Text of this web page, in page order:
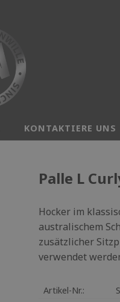
KONTAKTIERE UNS
Palle L
Hocker im
australischem
zusätzlicher
verwendet
Artikel-Nr.